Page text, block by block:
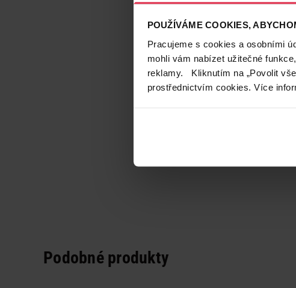
POUŽÍVÁME COOKIES,
Pracujeme s cookies a osobními
mohli vám nabízet užitečné
reklamy. Kliknutím na „Povolit
prostřednictvím cookies. Více
Podobné produkty